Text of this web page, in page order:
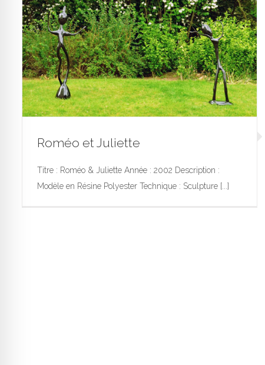
Roméo et Juliette
Titre : Roméo & Juliette Année : 2002 Description :
Modèle en Résine Polyester Technique : Sculpture [...]